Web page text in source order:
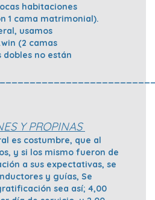
habitaciones
1 cama matrimonial).
usamos
(2 camas
dobles no están
Y PROPINAS
es costumbre, que al
y si los mismo fueron de
a sus expectativas, se
y guías, Se
sea así; 4,00